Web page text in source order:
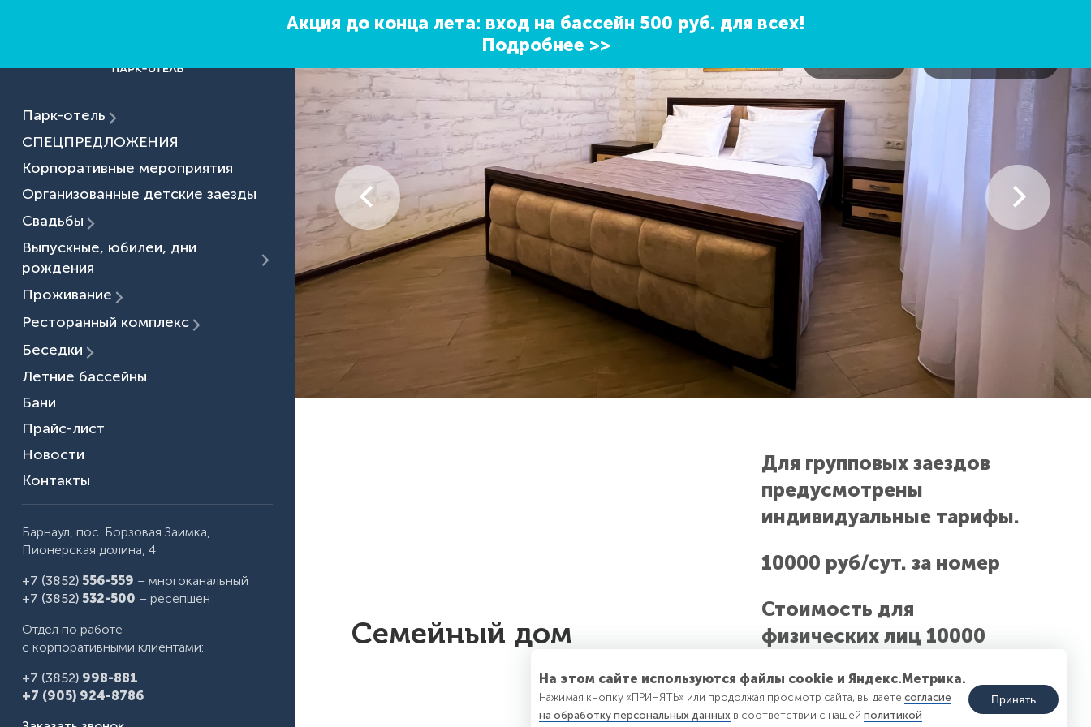
Акция до конца лета: вход на бассейн 500 руб. для всех!
Подробнее >>
Парк-отель
СПЕЦПРЕДЛОЖЕНИЯ
Корпоративные мероприятия
Организованные детские заезды
Свадьбы
Выпускные, юбилеи, дни
рождения
Проживание
Ресторанный комплекс
Беседки
Летние бассейны
Бани
Прайс-лист
Новости
Контакты
Барнаул, пос. Борзовая Заимка,
Пионерская долина, 4
+7 (3852) 556-559 – многоканальный
+7 (3852) 532-500 – ресепшен
Отдел по работе
с корпоративными клиентами:
+7 (3852) 998-881
+7 (905) 924-8786
Семейный дом
Для групповых заездов
предусмотрены
индивидуальные тарифы.
10000 руб/сут. за номер
Стоимость для
физичеcких лиц 10000
Дополнительное место —
На этом сайте используются файлы cookie и Яндекс.Метрика.
Нажимая кнопку «ПРИНЯТЬ» или продолжая просмотр сайта, вы даете согласие
на обработку персональных данных в соответствии с нашей политикой
Принять